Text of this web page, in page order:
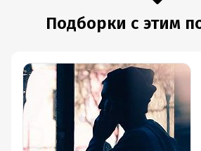
Подборки с этим